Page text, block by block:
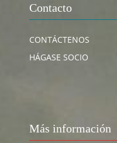
Contacto
CONTÁCTENOS
HÁGASE SOCIO
Más información